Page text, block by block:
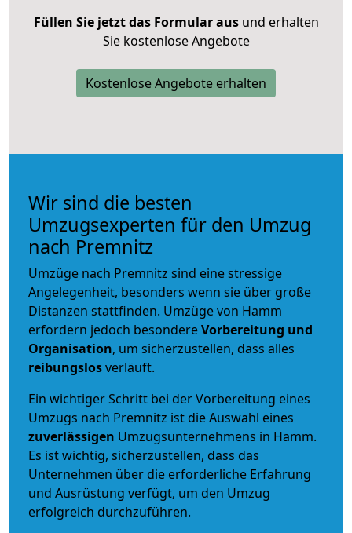
Füllen Sie jetzt das Formular ausund erhalten
Sie kostenlose Angebote
Kostenlose Angebote erhalten
Wir sind die besten
Umzugsexperten für den Umzug
nach Premnitz
Umzüge nach Premnitz sind eine stressige
Angelegenheit, besonders wenn sie über große
Distanzen stattfinden. Umzüge von Hamm
erfordern jedoch besondereVorbereitung und
Organisation, um sicherzustellen, dass alles
reibungslosverläuft.
Ein wichtiger Schritt bei der Vorbereitung eines
Umzugs nach Premnitz ist die Auswahl eines
zuverlässigen Umzugsunternehmens in Hamm.
Es ist wichtig, sicherzustellen, dass das
Unternehmen über die erforderliche Erfahrung
und Ausrüstung verfügt, um den Umzug
erfolgreich durchzuführen.